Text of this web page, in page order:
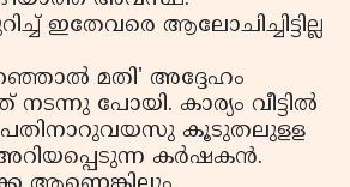
ഇതേവരെ ആലോചിച്ചിട്ടില്ല
മതി' അദ്ദേഹം
പോയി. കാര്യം വീട്ടില്‍
കൂടുതലുളള
അറിയപ്പെടുന്ന കര്‍ഷകന്‍.